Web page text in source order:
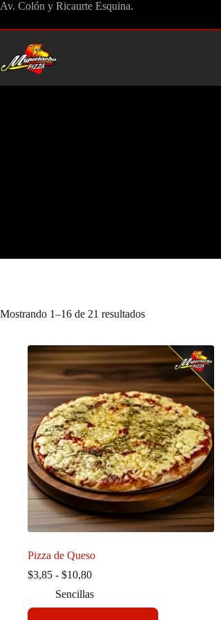
Saltar
contenido
Av. Colón y Ricaurte Esquina.
Mostrando 1–16 de 21 resultados
Pizza de Queso
$3,85 - $10,80Rango
precios:
desde
Sencillas
Este